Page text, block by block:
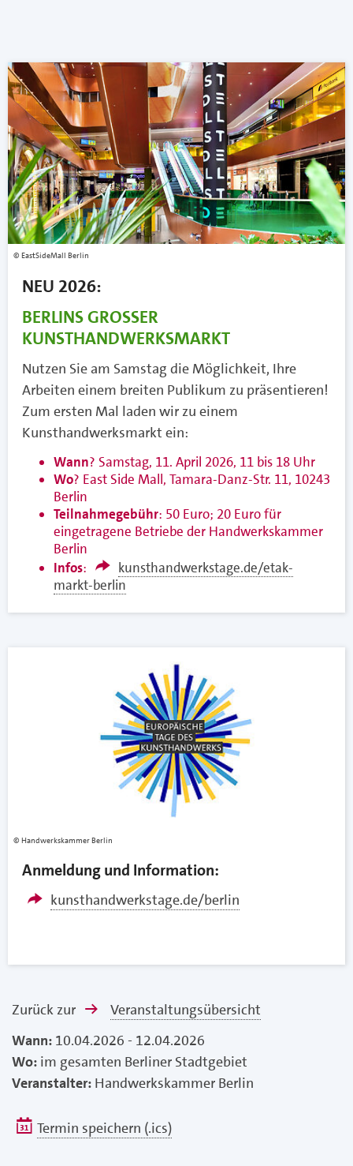
EastSideMall Berlin
NEU 2026:
BERLINS GROSSER
KUNSTHANDWERKSMARKT
Nutzen Sie am Samstag die Möglichkeit, Ihre
Arbeiten einem breiten Publikum zu präsentieren!
Zum ersten Mal laden wir zu einem
Kunsthandwerksmarkt ein:
Wann? Samstag, 11. April 2026, 11 bis 18 Uhr
Wo? East Side Mall, Tamara-Danz-Str. 11, 10243
Berlin
Teilnahmegebühr: 50 Euro; 20 Euro für
eingetragene Betriebe der Handwerkskammer
Berlin
Infos:
kunsthandwerkstage.de/etak-
markt-berlin
Handwerkskammer Berlin
Anmeldung und Information:
kunsthandwerkstage.de/berlin
Zurück zur
Veranstaltungsübersicht
Wann: 10.04.2026 - 12.04.2026
Wo: im gesamten Berliner Stadtgebiet
Veranstalter: Handwerkskammer Berlin
Termin speichern (.ics)